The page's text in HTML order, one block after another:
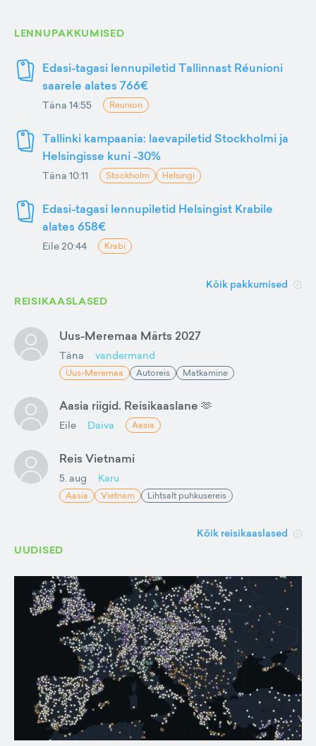
LENNUPAKKUMISED
Edasi-tagasi lennupiletid Tallinnast Réunioni
saarele alates 766€
Täna 14:55 Reunion
Tallinki kampaania: laevapiletid Stockholmi ja
Helsingisse kuni -30%
Täna 10:11 Stockholm Helsingi
Edasi-tagasi lennupiletid Helsingist Krabile
alates 658€
Eile 20:44 Krabi
Kõik pakkumised
REISIKAASLASED
Uus-Meremaa Märts 2027
Täna vandermand
Uus-Meremaa Autoreis Matkamine
Aasia riigid. Reisikaaslane 🫶
Eile Daiva Aasia
Reis Vietnami
5. aug Karu
Aasia Vietnam Lihtsalt puhkusereis
Kõik reisikaaslased
UUDISED